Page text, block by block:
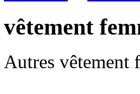
vêtement
Autres vêtement